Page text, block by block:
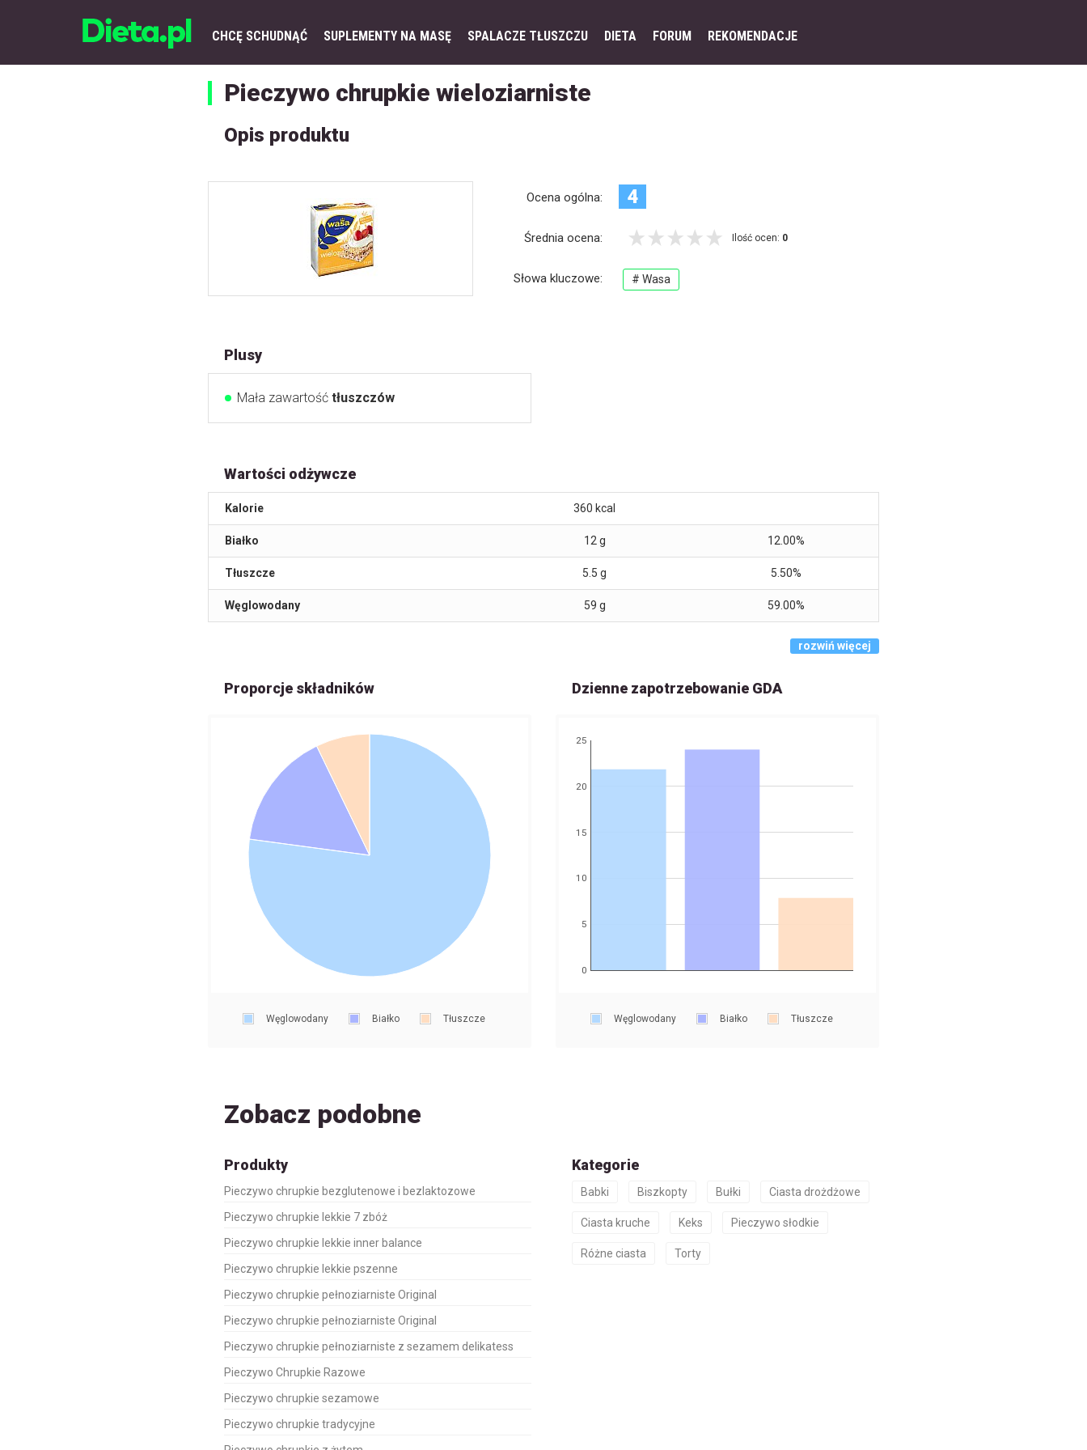
CHCĘ SCHUDNĄĆ SUPLEMENTY NA MASĘ SPALACZE TŁUSZCZU DIETA FORUM REKOMENDACJE
Pieczywo chrupkie wieloziarniste
Opis produktu
Ocena ogólna: 4
Średnia ocena: Ilość ocen: 0
Słowa kluczowe: # Wasa
Plusy
Mała zawartość tłuszczów
Wartości odżywcze
Kalorie 360 kcal
Białko 12 g 12.00%
Tłuszcze 5.5 g 5.50%
Węglowodany 59 g 59.00%
rozwiń więcej
Proporcje składników
Węglowodany Białko Tłuszcze
Dzienne zapotrzebowanie GDA
0
5
10
15
20
25
Węglowodany Białko Tłuszcze
Zobacz podobne
Produkty
Pieczywo chrupkie bezglutenowe i bezlaktozowe
Pieczywo chrupkie lekkie 7 zbóż
Pieczywo chrupkie lekkie inner balance
Pieczywo chrupkie lekkie pszenne
Pieczywo chrupkie pełnoziarniste Original
Pieczywo chrupkie pełnoziarniste Original
Pieczywo chrupkie pełnoziarniste z sezamem delikatess
Pieczywo Chrupkie Razowe
Pieczywo chrupkie sezamowe
Pieczywo chrupkie tradycyjne
Kategorie
Babki Biszkopty Bułki Ciasta drożdżowe
Ciasta kruche Keks Pieczywo słodkie
Różne ciasta Torty